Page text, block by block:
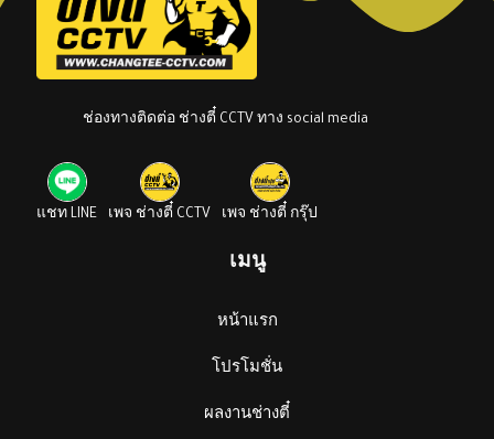
ช่องทางติดต่อ ช่างตี๋ CCTV ทาง social media
แชท LINE เพจ ช่างตี๋ CCTV เพจ ช่างตี๋ กรุ๊ป
เมนู
หน้าแรก
โปรโมชั่น
ผลงานช่างตี๋